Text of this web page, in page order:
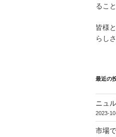
るこ
皆様
らし
最近の
ニュ
2023-
市場